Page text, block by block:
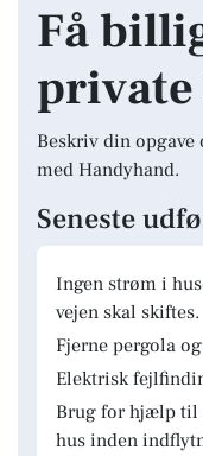
Få
private
Beskriv din
med Handyhand.
Seneste
Ingen strøm i
vejen skal skiftes.
Fjerne pergola
Elektrisk
Brug for hjælp til
hus inden